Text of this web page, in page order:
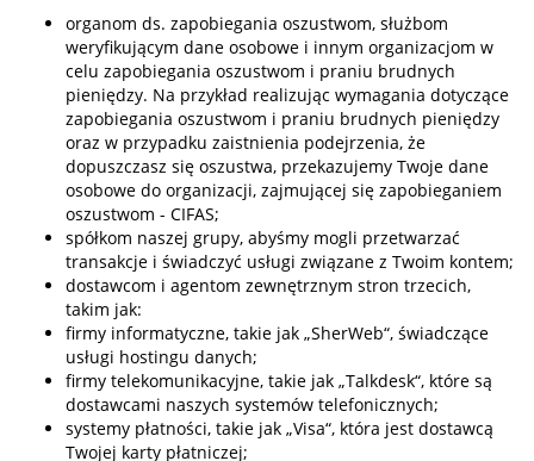
organom ds. zapobiegania oszustwom, służbom
weryfikującym dane osobowe i innym organizacjom w
celu zapobiegania oszustwom i praniu brudnych
pieniędzy. Na przykład realizując wymagania dotyczące
zapobiegania oszustwom i praniu brudnych pieniędzy
oraz w przypadku zaistnienia podejrzenia, że
dopuszczasz się oszustwa, przekazujemy Twoje dane
osobowe do organizacji, zajmującej się zapobieganiem
oszustwom - CIFAS;
spółkom naszej grupy, abyśmy mogli przetwarzać
transakcje i świadczyć usługi związane z Twoim kontem;
dostawcom i agentom zewnętrznym stron trzecich,
takim jak:
firmy informatyczne, takie jak „SherWeb“, świadczące
usługi hostingu danych;
firmy telekomunikacyjne, takie jak „Talkdesk“, które są
dostawcami naszych systemów telefonicznych;
systemy płatności, takie jak „Visa“, która jest dostawcą
Twojej karty płatniczej;